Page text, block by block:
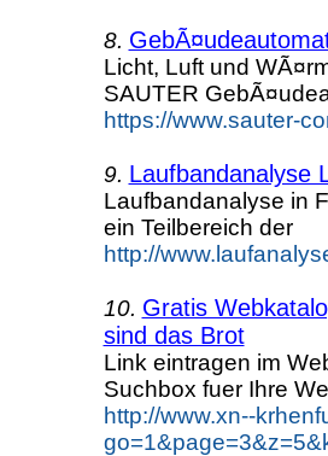
8.
Licht, Luft und
SAUTER
https://www.sauter-
9. Laufbandanalyse
Laufbandanalyse in
ein Teilbereich der
http://
10. Gratis
sind das Brot
Link eintragen im
Suchbox fuer Ihre
http://www.xn--